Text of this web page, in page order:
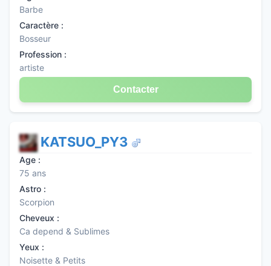
Barbe
Caractère :
Bosseur
Profession :
artiste
Contacter
KATSUO_PY3
Age :
75 ans
Astro :
Scorpion
Cheveux :
Ca depend & Sublimes
Yeux :
Noisette & Petits